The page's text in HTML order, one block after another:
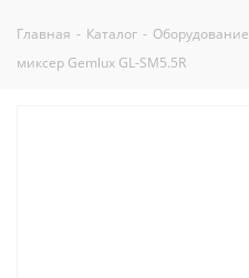
Главная - Каталог - Оборудование
миксер Gemlux GL-SM5.5R